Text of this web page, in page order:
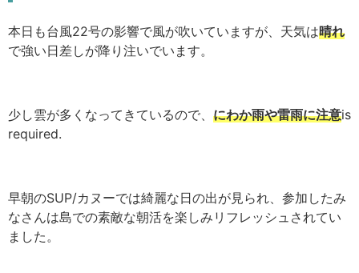
本日も台風22号の影響で風が吹いていますが、天気は晴れ
で強い日差しが降り注いでいます。
少し雲が多くなってきているので、 にわか雨や雷雨に注意is
required.
早朝のSUP/カヌーでは綺麗な日の出が見られ、参加したみ
なさんは島での素敵な朝活を楽しみリフレッシュされてい
ました。